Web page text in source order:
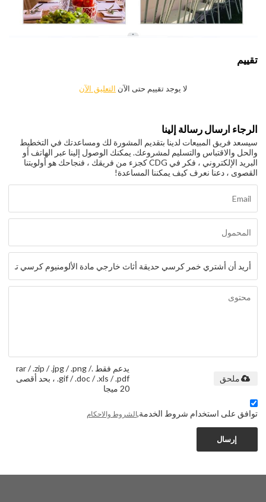
تقييم
لا يوجد تقييم حتى الآن التعليق الآن
الرجاء ارسال رسالة إلينا
سيسعد فريق المبيعات لدينا بتقديم المشورة لك ومساعدتك في التخطيط
والحل والاقتباس والتسليم لمشروعك. يمكنك الوصول إلينا عبر الهاتف أو
البريد الإلكتروني ، فكر في CDG كجزء من فريقك ، فنجاحك هو أولويتنا
القصوى ، دعنا نعرف كيف يمكننا المساعدة!
يدعم فقط .rar / .zip / .jpg / .png /
.gif / .doc / .xls / .pdf ، بحد أقصى
20 ميجا
ملحق
توافق على استخدام شروط الخدمة,الشروط والاحكام
إرسال